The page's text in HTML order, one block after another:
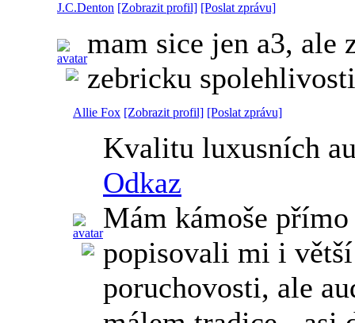
J.C.Denton [Zobrazit profil] [Poslat zprávu]
mam sice jen a3, ale
zebricku
Allie Fox [Zobrazit profil] [Poslat zprávu]
Kvalitu luxusních
Odkaz
Mám kámoše
popisovali mi i
poruchovosti, ale